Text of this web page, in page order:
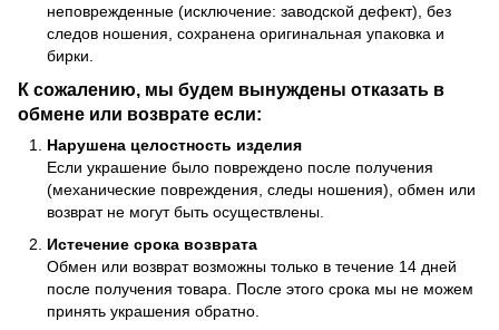
неповрежденные (исключение: заводской дефект), без
следов ношения, сохранена оригинальная упаковка и
бирки.
К сожалению, мы будем вынуждены отказать в
обмене или возврате если:
Нарушена целостность изделия
Если украшение было повреждено после получения
(механические повреждения, следы ношения), обмен или
возврат не могут быть осуществлены.
Истечение срока возврата
Обмен или возврат возможны только в течение 14 дней
после получения товара. После этого срока мы не можем
принять украшения обратно.